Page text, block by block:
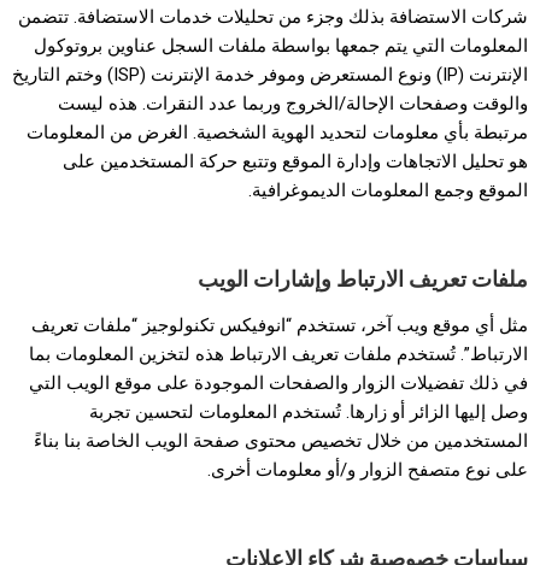
شركات الاستضافة بذلك وجزء من تحليلات خدمات الاستضافة. تتضمن
المعلومات التي يتم جمعها بواسطة ملفات السجل عناوين بروتوكول
الإنترنت (IP) ونوع المستعرض وموفر خدمة الإنترنت (ISP) وختم التاريخ
والوقت وصفحات الإحالة/الخروج وربما عدد النقرات. هذه ليست
مرتبطة بأي معلومات لتحديد الهوية الشخصية. الغرض من المعلومات
هو تحليل الاتجاهات وإدارة الموقع وتتبع حركة المستخدمين على
الموقع وجمع المعلومات الديموغرافية.
ملفات تعريف الارتباط وإشارات الويب
مثل أي موقع ويب آخر، تستخدم “انوفيكس تكنولوجيز “ملفات تعريف
الارتباط”. تُستخدم ملفات تعريف الارتباط هذه لتخزين المعلومات بما
في ذلك تفضيلات الزوار والصفحات الموجودة على موقع الويب التي
وصل إليها الزائر أو زارها. تُستخدم المعلومات لتحسين تجربة
المستخدمين من خلال تخصيص محتوى صفحة الويب الخاصة بنا بناءً
على نوع متصفح الزوار و/أو معلومات أخرى.
سياسات خصوصية شركاء الإعلانات